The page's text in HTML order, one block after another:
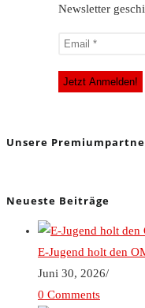
Newsletter
Unsere
Neueste Beiträge
E-Jugend holt den
Juni 30, 2026/
0 Comments